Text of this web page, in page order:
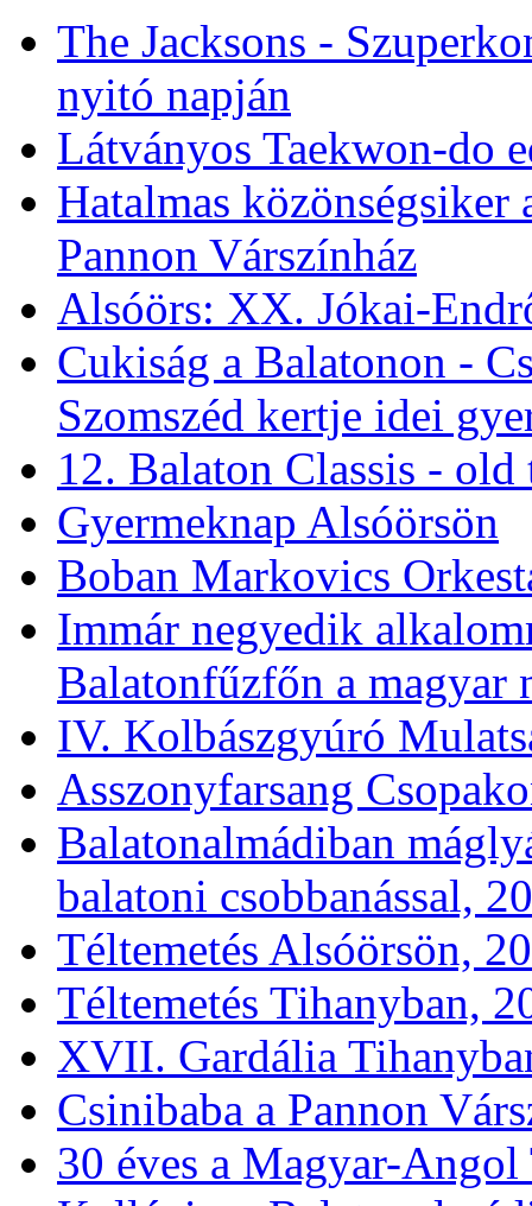
További albumok
The Jacksons -
nyitó napján
Látványos Taekwon-do
Hatalmas
Pannon Várszínház
Alsóörs: XX. Jókai-
Cukiság a Balatonon -
Szomszéd kertje idei
12. Balaton Classis -
Gyermeknap Alsóörsön
Boban Markovics
Immár negyedik
Balatonfűzfőn a magyar
IV. Kolbászgyúró
Asszonyfarsang
Balatonalmádiban
balatoni csobbanással,
Téltemetés Alsóörsön,
Téltemetés Tihanyban,
XVII. Gardália